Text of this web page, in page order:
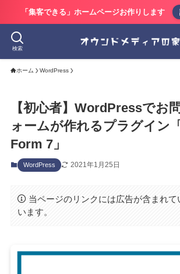
「集客できる」ホームページお作りします
検索
ホーム WordPress
【初心者】WordPressでお
ォームが作れるプラグイン
Form 7」
WordPress 2021年1月25日
当ページのリンクには広告が含まれ
います。